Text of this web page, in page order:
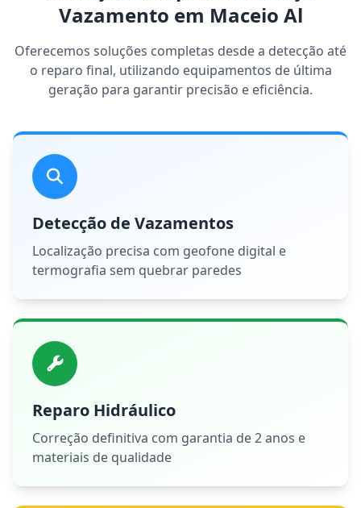
Vazamento em Maceio Al
Oferecemos soluções completas desde a detecção até
o reparo final, utilizando equipamentos de última
geração para garantir precisão e eficiência.
Detecção de Vazamentos
Localização precisa com geofone digital e
termografia sem quebrar paredes
Reparo Hidráulico
Correção definitiva com garantia de 2 anos e
materiais de qualidade